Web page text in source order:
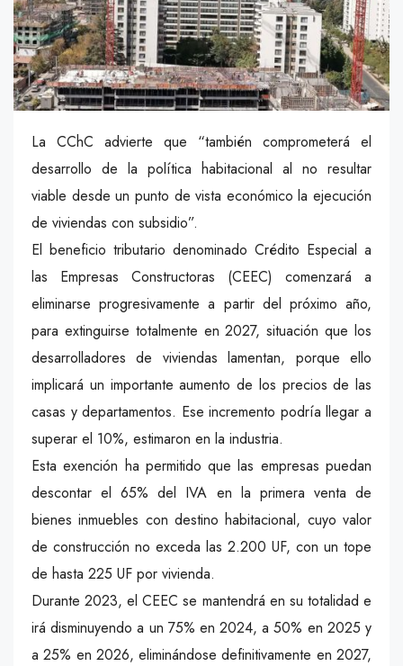
La CChC advierte que “también comprometerá el
desarrollo de la política habitacional al no resultar
viable desde un punto de vista económico la ejecución
de viviendas con subsidio”.
El beneficio tributario denominado Crédito Especial a
las Empresas Constructoras (CEEC) comenzará a
eliminarse progresivamente a partir del próximo año,
para extinguirse totalmente en 2027, situación que los
desarrolladores de viviendas lamentan, porque ello
implicará un importante aumento de los precios de las
casas y departamentos. Ese incremento podría llegar a
superar el 10%, estimaron en la industria.
Esta exención ha permitido que las empresas puedan
descontar el 65% del IVA en la primera venta de
bienes inmuebles con destino habitacional, cuyo valor
de construcción no exceda las 2.200 UF, con un tope
de hasta 225 UF por vivienda.
Durante 2023, el CEEC se mantendrá en su totalidad e
irá disminuyendo a un 75% en 2024, a 50% en 2025 y
a 25% en 2026, eliminándose definitivamente en 2027,